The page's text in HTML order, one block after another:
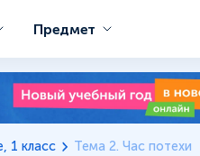
Предмет
1 класс Тема 2. Час потехи